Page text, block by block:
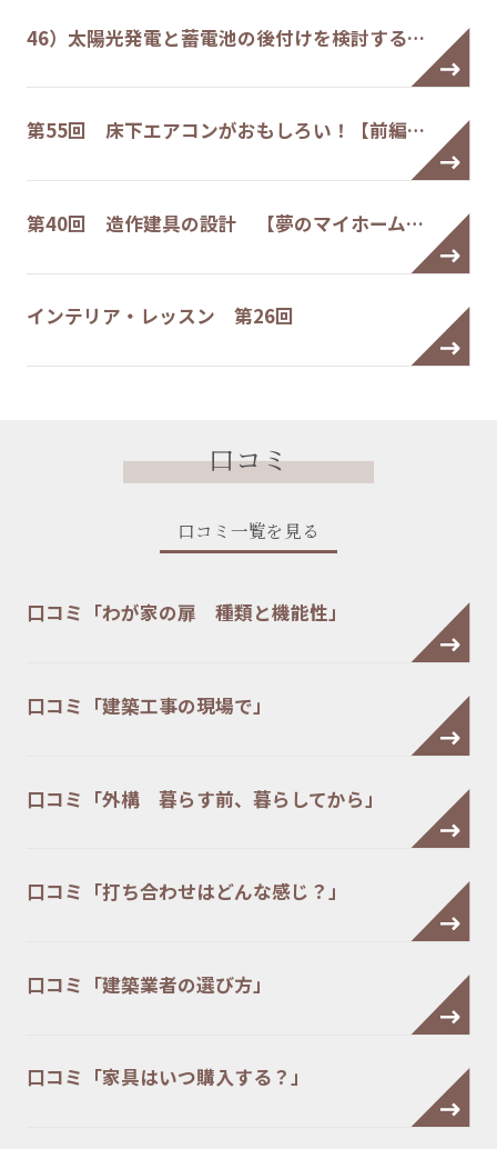
46）太陽光発電と蓄電池の後付けを検討する…
第55回 床下エアコンがおもしろい！【前編…
第40回 造作建具の設計 【夢のマイホーム…
インテリア・レッスン 第26回
口コミ
口コミ一覧を見る
口コミ「わが家の扉 種類と機能性」
口コミ「建築工事の現場で」
口コミ「外構 暮らす前、暮らしてから」
口コミ「打ち合わせはどんな感じ？」
口コミ「建築業者の選び方」
口コミ「家具はいつ購入する？」